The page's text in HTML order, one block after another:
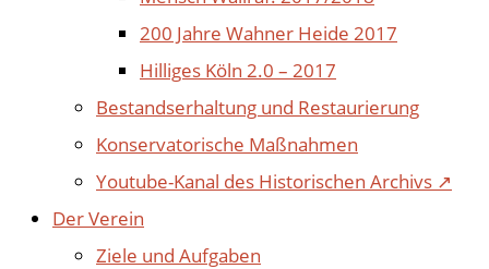
200 Jahre Wahner Heide 2017
Hilliges Köln 2.0 – 2017
Bestandserhaltung und Restaurierung
Konservatorische Maßnahmen
Youtube-Kanal des Historischen Archivs ↗
Der Verein
Ziele und Aufgaben